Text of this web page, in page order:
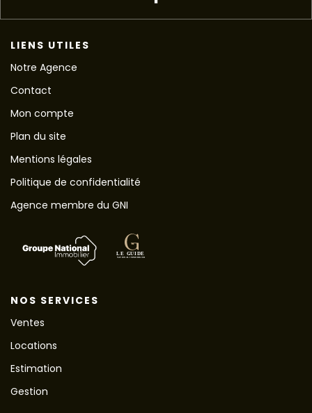
LIENS UTILES
Notre Agence
Contact
Mon compte
Plan du site
Mentions légales
Politique de confidentialité
Agence membre du GNI
NOS SERVICES
Ventes
Locations
Estimation
Gestion